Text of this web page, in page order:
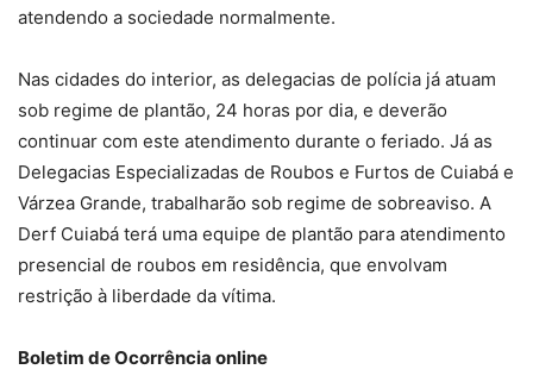
atendendo a sociedade normalmente.
Nas cidades do interior, as delegacias de polícia já atuam
sob regime de plantão, 24 horas por dia, e deverão
continuar com este atendimento durante o feriado. Já as
Delegacias Especializadas de Roubos e Furtos de Cuiabá e
Várzea Grande, trabalharão sob regime de sobreaviso. A
Derf Cuiabá terá uma equipe de plantão para atendimento
presencial de roubos em residência, que envolvam
restrição à liberdade da vítima.
Boletim de Ocorrência online